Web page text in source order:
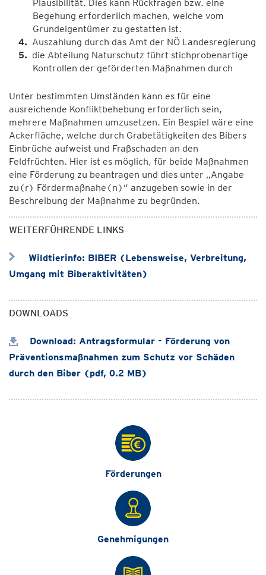
Plausibilität. Dies kann Rückfragen bzw. eine
Begehung erforderlich machen, welche vom
Grundeigentümer zu gestatten ist.
Auszahlung durch das Amt der NÖ Landesregierung
die Abteilung Naturschutz führt stichprobenartige
Kontrollen der geförderten Maßnahmen durch
Unter bestimmten Umständen kann es für eine
ausreichende Konfliktbehebung erforderlich sein,
mehrere Maßnahmen umzusetzen. Ein Bespiel wäre eine
Ackerfläche, welche durch Grabetätigkeiten des Bibers
Einbrüche aufweist und Fraßschaden an den
Feldfrüchten. Hier ist es möglich, für beide Maßnahmen
eine Förderung zu beantragen und dies unter „Angabe
zu(r) Fördermaßnahe(n)“ anzugeben sowie in der
Beschreibung der Maßnahme zu begründen.
WEITERFÜHRENDE LINKS
Wildtierinfo: BIBER (Lebensweise, Verbreitung,
Umgang mit Biberaktivitäten)
DOWNLOADS
Download: Antragsformular - Förderung von
Präventionsmaßnahmen zum Schutz vor Schäden
durch den Biber (pdf, 0.2 MB)
Förderungen
Genehmigungen